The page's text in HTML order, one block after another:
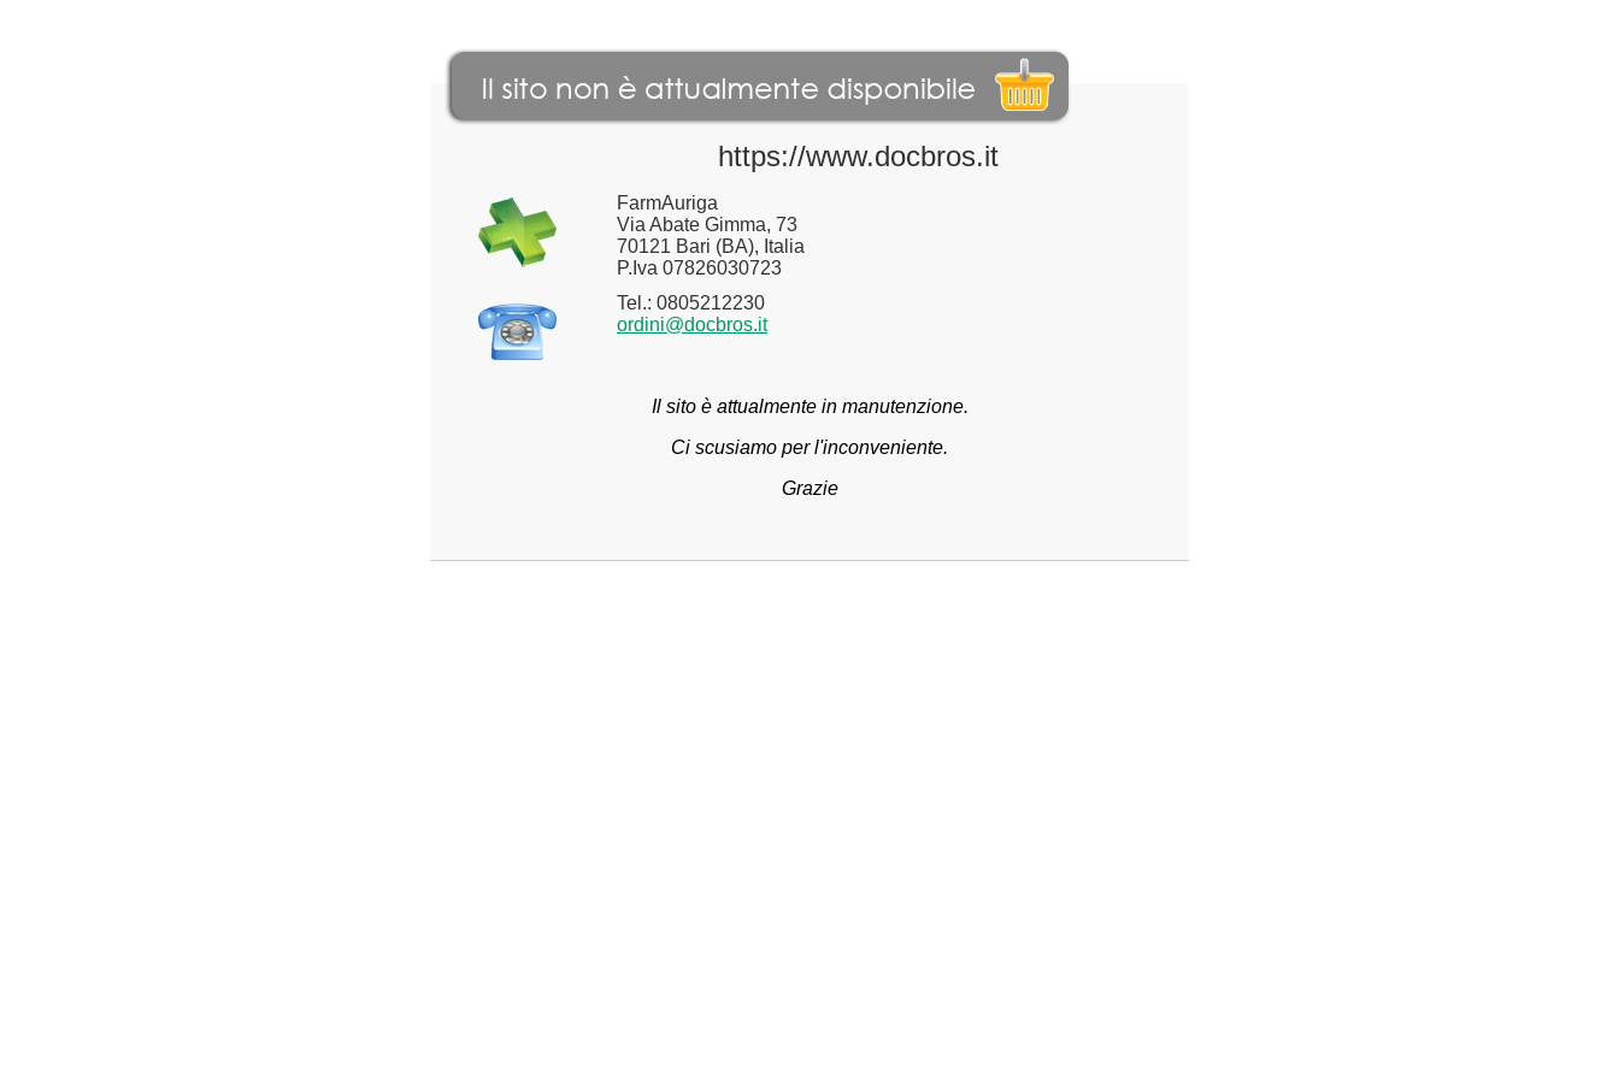
https://www.docbros.it
FarmAuriga
Via Abate Gimma, 73
70121 Bari (BA), Italia
P.Iva 07826030723
Tel.: 0805212230
ordini@docbros.it
Il sito è attualmente in manutenzione.
Ci scusiamo per l'inconveniente.
Grazie